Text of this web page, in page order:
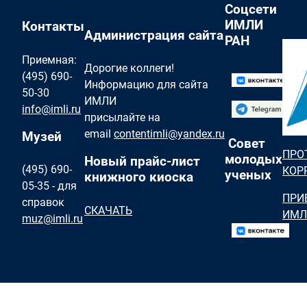
Контакты
Приемная:
(495) 690-
50-30
info@imli.ru
Музей
(495) 690-
05-35 - для
справок
muz@imli.ru
Администрация сайта
Дорогие коллеги!
Информацию для сайта
ИМЛИ
присылайте на
email contentimli@yandex.ru
Новый прайс-лист
книжного киоска
СКАЧАТЬ
Соцсети
ИМЛИ
РАН
Совет
молодых
ученых